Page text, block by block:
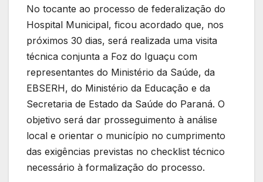
No tocante ao processo de federalização do
Hospital Municipal, ficou acordado que, nos
próximos 30 dias, será realizada uma visita
técnica conjunta a Foz do Iguaçu com
representantes do Ministério da Saúde, da
EBSERH, do Ministério da Educação e da
Secretaria de Estado da Saúde do Paraná. O
objetivo será dar prosseguimento à análise
local e orientar o município no cumprimento
das exigências previstas no checklist técnico
necessário à formalização do processo.